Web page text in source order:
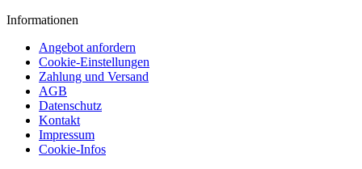
Informationen
Angebot anfordern
Cookie-Einstellungen
Zahlung und Versand
AGB
Datenschutz
Kontakt
Impressum
Cookie-Infos